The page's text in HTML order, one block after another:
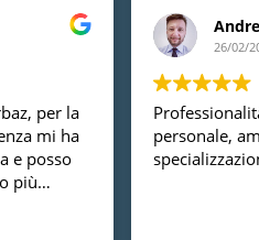
per la
mi ha
e posso
più
che è
cosa non
26/02/
personale,